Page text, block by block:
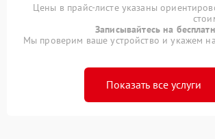
Цены в прайс-листе указаны
Записывайтесь на
Мы проверим ваше устройство и укажем
Показать все услуги